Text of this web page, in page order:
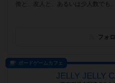
僚と、友人と、あるいは少人数でも
フォ
ボードゲームカフェ
JELLY JELLY